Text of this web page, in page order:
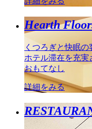
Hearth Floor
くつろぎと快眠の
ホテル滞在を充実
おもてなし
詳細をみる